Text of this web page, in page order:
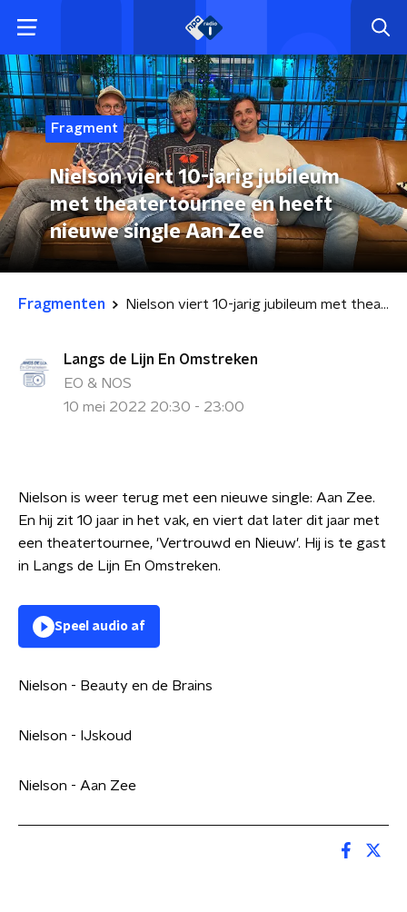
Fragment
Nielson viert 10-jarig jubileum
met theatertournee en heeft
nieuwe single Aan Zee
Fragmenten Nielson viert 10-jarig jubileum met theatertournee en heeft nieuwe single Aan Zee
Langs de Lijn En Omstreken
EO & NOS
10 mei 2022 20:30 - 23:00
Nielson is weer terug met een nieuwe single: Aan Zee.
En hij zit 10 jaar in het vak, en viert dat later dit jaar met
een theatertournee, 'Vertrouwd en Nieuw'. Hij is te gast
in Langs de Lijn En Omstreken.
Speel audio af
Nielson - Beauty en de Brains
Nielson - IJskoud
Nielson - Aan Zee